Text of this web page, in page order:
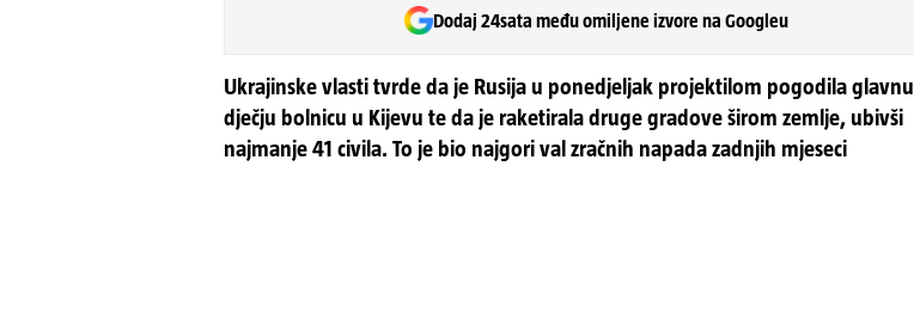
Dodaj 24sata među omiljene izvore na Googleu
Ukrajinske vlasti tvrde da je Rusija u ponedjeljak projektilom pogodila glavnu
dječju bolnicu u Kijevu te da je raketirala druge gradove širom zemlje, ubivši
najmanje 41 civila. To je bio najgori val zračnih napada zadnjih mjeseci